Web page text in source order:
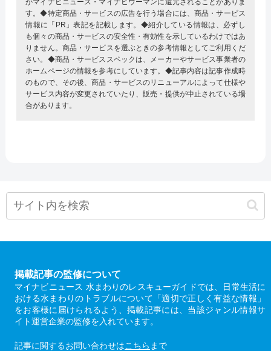
がマイナビニュース・マイナビウーマンに還元されることがありま
す。◆特定商品・サービスの広告を行う場合には、商品・サービス
情報に「PR」表記を記載します。◆紹介している情報は、必ずし
も個々の商品・サービスの安全性・有効性を示しているわけではあ
りません。商品・サービスを選ぶときの参考情報としてご利用くだ
さい。◆商品・サービススペックは、メーカーやサービス事業者の
ホームページの情報を参考にしています。◆記事内容は記事作成時
のもので、その後、商品・サービスのリニューアルによって仕様や
サービス内容が変更されていたり、販売・提供が中止されている場
合があります。
掲載記事の監修について
マイナビニュース 水まわりのレスキューガイドでは、日常生活に
おける水まわりのトラブルについて「適切で正しく有益な情報」
をお客様に届けられるよう、掲載記事には、当該ジャンル情報サ
イト運営企業の監修を入れています。
記事に関するお問い合わせはこちら まで